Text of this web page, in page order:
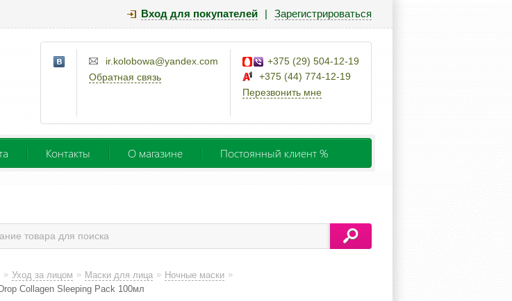
Вход для покупателей | Зарегистрироваться
ir.kolobowa@yandex.com
Обратная связь
+375 (29) 504-12-19
+375 (44) 774-12-19
Перезвонить мне
Контакты О магазине Постоянный клиент %
» Уход за лицом » Маски для лица » Ночные маски »
Collagen Sleeping Pack 100мл